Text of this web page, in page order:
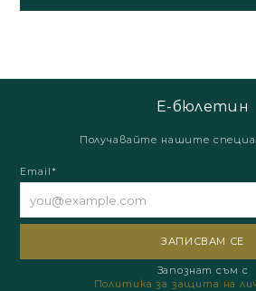
Е-бюлетин
Получавайте нашите
Email*
Запознат съм с
Политика за защита на